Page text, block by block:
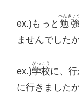
ex.)もっと 勉強
べんきょ
ませんでした
ex.)学校
がっこう
に、
に行きました